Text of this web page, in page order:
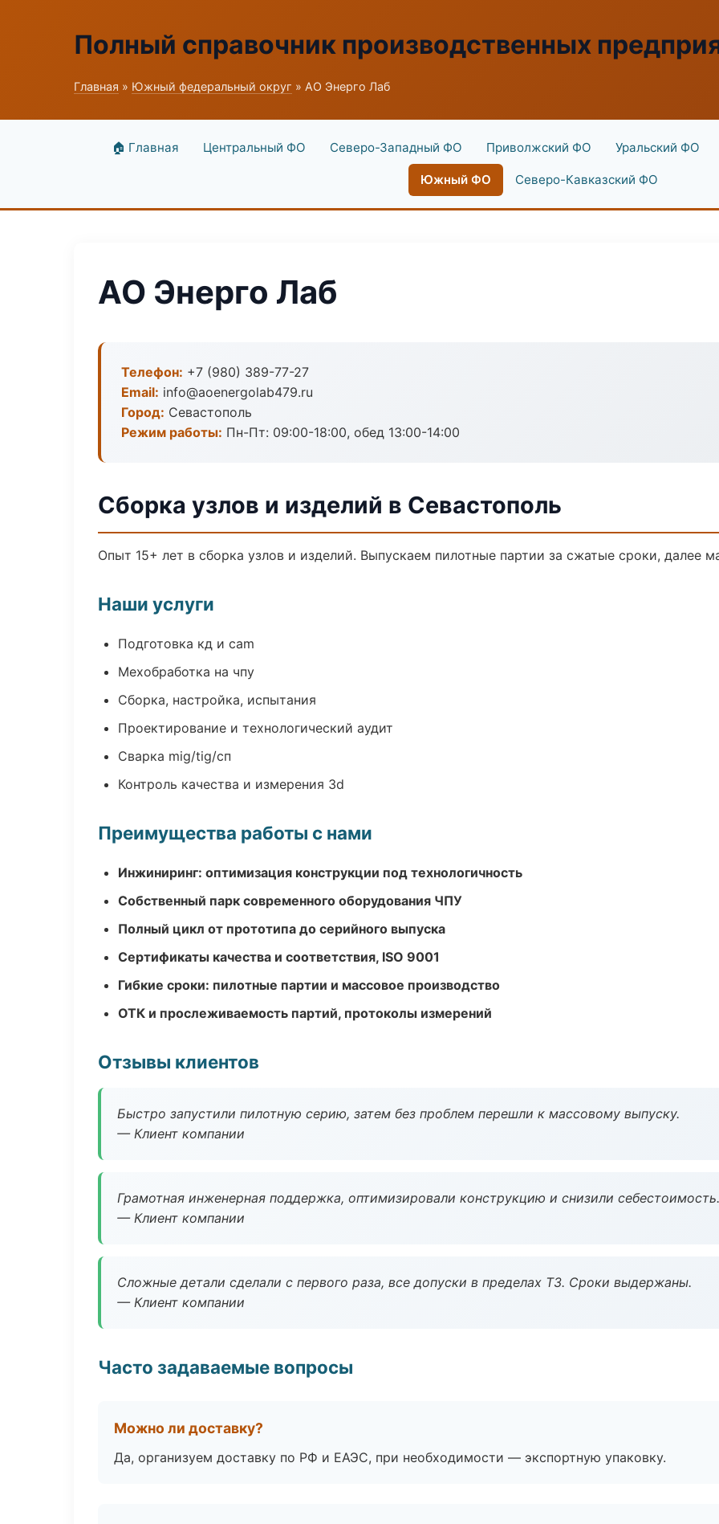
Полный справочник производственных
Главная » Южный федеральный округ » АО Энерго Лаб
🏠 Главная Центральный ФО Северо-Западный ФО Приволжский ФО Уральский ФО
Южный ФО Северо-Кавказский ФО
АО Энерго Лаб
Телефон: +7 (980) 389-77-27
Email: info@aoenergolab479.ru
Город: Севастополь
Режим работы: Пн-Пт: 09:00-18:00, обед 13:00-14:00
Сборка узлов и изделий в Севастополь
Опыт 15+ лет в сборка узлов и изделий. Выпускаем пилотные партии за сжатые сроки, далее
Наши услуги
Подготовка кд и cam
Мехобработка на чпу
Сборка, настройка, испытания
Проектирование и технологический аудит
Сварка mig/tig/сп
Контроль качества и измерения 3d
Преимущества работы с нами
Инжиниринг: оптимизация конструкции под технологичность
Собственный парк современного оборудования ЧПУ
Полный цикл от прототипа до серийного выпуска
Сертификаты качества и соответствия, ISO 9001
Гибкие сроки: пилотные партии и массовое производство
ОТК и прослеживаемость партий, протоколы измерений
Отзывы клиентов
Быстро запустили пилотную серию, затем без проблем перешли к массовому выпуску.
— Клиент компании
Грамотная инженерная поддержка, оптимизировали конструкцию и снизили себестоимость.
— Клиент компании
Сложные детали сделали с первого раза, все допуски в пределах ТЗ. Сроки выдержаны.
— Клиент компании
Часто задаваемые вопросы
Можно ли доставку?
Да, организуем доставку по РФ и ЕАЭС, при необходимости — экспортную упаковку.